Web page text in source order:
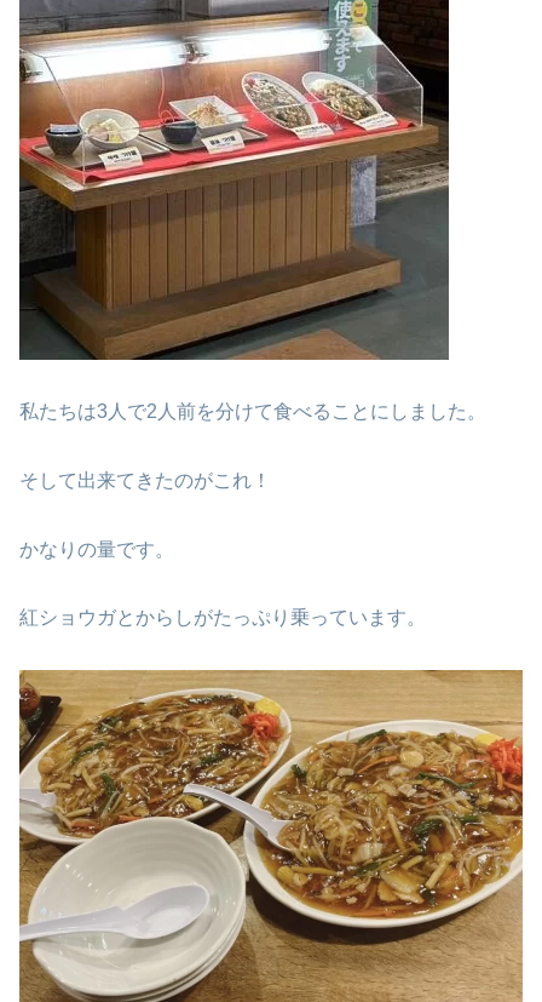
私たちは3人で2人前を分けて食べることにしました。
そして出来てきたのがこれ！
かなりの量です。
紅ショウガとからしがたっぷり乗っています。